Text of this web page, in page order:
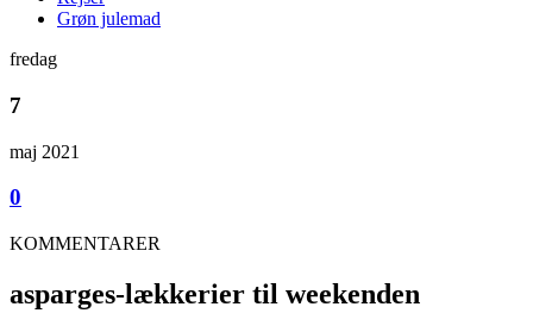
Grøn julemad
fredag
7
maj 2021
0
KOMMENTARER
asparges-lækkerier til weekenden